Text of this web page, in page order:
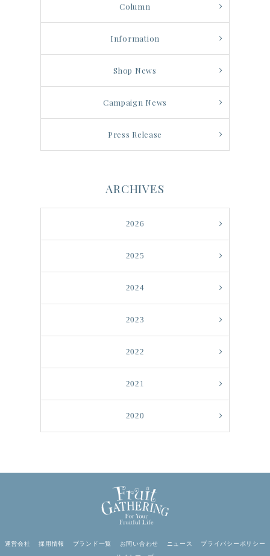
Column
Information
Shop News
Campaign News
Press Release
ARCHIVES
2026
2025
2024
2023
2022
2021
2020
運営会社 採用情報 ブランド一覧 お問い合わせ ニュース
プライバシーポリシー